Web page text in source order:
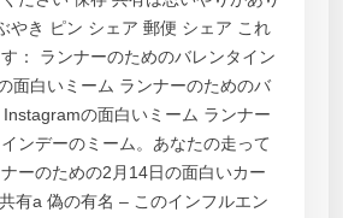
やき ピン シェア 郵便 シェア これ
： ランナーのためのバレンタイン
面白いミーム ランナーのためのバ
の面白いミーム ランナー
ンデーのミーム。あなたの走って
ーのための2月14日の面白いカー
有a 偽の有名 – このインフルエン